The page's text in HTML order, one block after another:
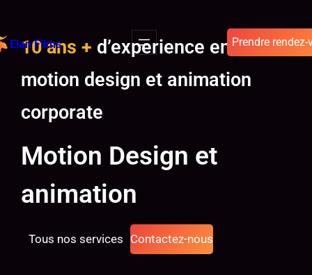
Elan Films Prendre rendez-
10 ans + d’experience en
motion design et animation
corporate
Motion Design et
animation
Tous nos services Contactez-nous